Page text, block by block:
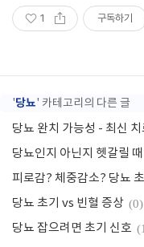
1 구독하기
'당뇨' 카테고리의 다른 글
당뇨 초기 vs 빈혈 증상 (0)
당뇨 잡으려면 초기 신호